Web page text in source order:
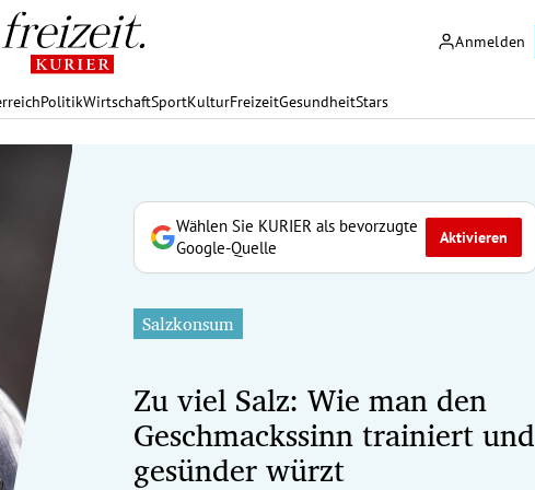
Anmelden
PolitikWirtschaftSportKulturFreizeitGesundheitStars
Wählen Sie KURIER als bevorzugte
Google-Quelle
Aktivieren
Salzkonsum
Zu viel Salz: Wie man den
Geschmackssinn trainiert und
gesünder würzt